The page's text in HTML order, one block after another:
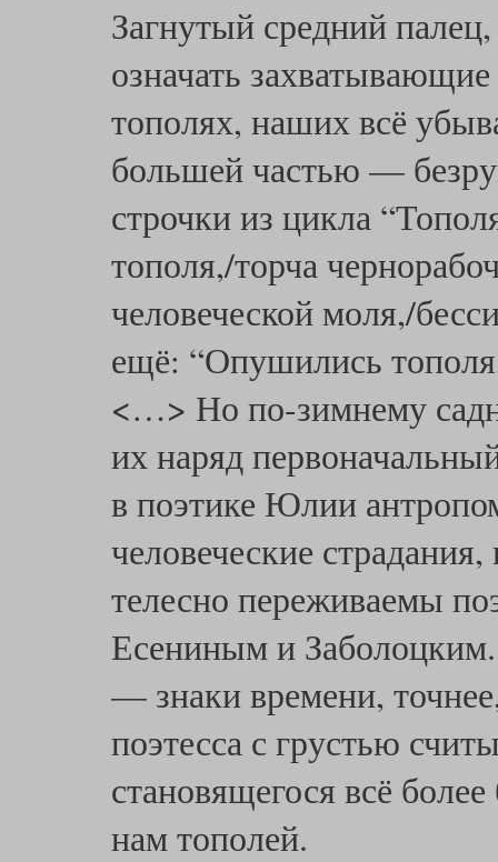
Загнутый средний
означать
тополях, наших всё
большей частью —
строчки из цикла
тополя,/торча
человеческой моля,/
ещё: “Опушились
<…> Но по-зимнему
их наряд
в поэтике Юлии
человеческие
телесно переживаемы
Есениным и
— знаки времени,
поэтесса с грустью
становящегося всё
нам тополей.